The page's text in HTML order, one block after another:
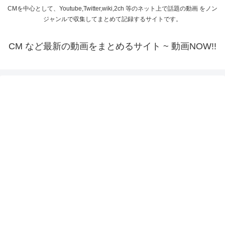
CMを中心として、Youtube,Twitter,wiki,2ch 等のネット上で話題の動画 をノン
ジャンルで収集してまとめて記録するサイトです。
CM など最新の動画をまとめるサイト ~ 動画NOW!!